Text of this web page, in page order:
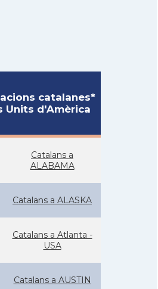
catalanes*
Units d'Amèrica
Catalans a
ALABAMA
Catalans a ALASKA
Catalans a Atlanta -
USA
Catalans a AUSTIN